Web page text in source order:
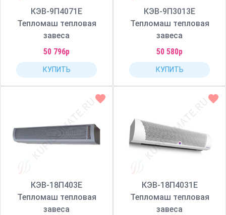
КЭВ-9П4071Е
Тепломаш тепловая
завеса
50 796р
КУПИТЬ
КЭВ-9П3013Е
Тепломаш тепловая
завеса
50 580р
КУПИТЬ
КЭВ-18П403Е
Тепломаш тепловая
завеса
КЭВ-18П4031Е
Тепломаш тепловая
завеса